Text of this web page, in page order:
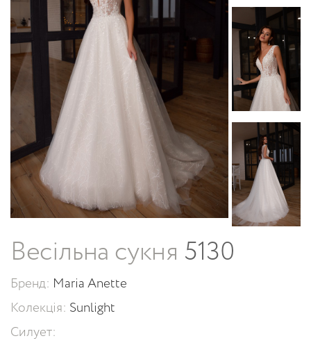
Весільна сукня 5130
Бренд: Maria Anette
Колекція: Sunlight
Силует: